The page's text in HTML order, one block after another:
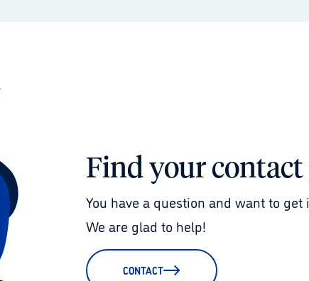
Find your contact
You have a question and want to
We are glad to help!
CONTACT